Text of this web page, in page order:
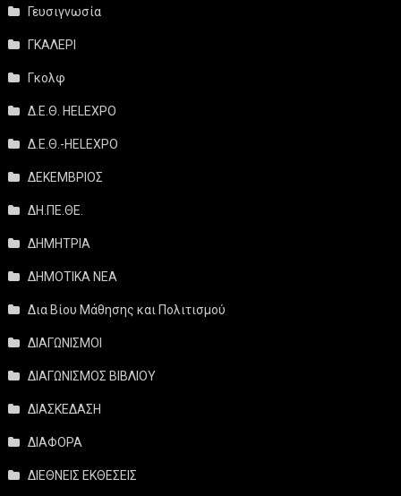
Γευσιγνωσία
ΓΚΑΛΕΡΙ
Γκολφ
Δ.Ε.Θ. HELEXPO
Δ.Ε.Θ.-HELEXPO
ΔΕΚΕΜΒΡΙΟΣ
ΔΗ.ΠΕ.ΘΕ.
ΔΗΜΗΤΡΙΑ
ΔΗΜΟΤΙΚΑ ΝΕΑ
Δια Βίου Μάθησης και Πολιτισμού
ΔΙΑΓΩΝΙΣΜΟΙ
ΔΙΑΓΩΝΙΣΜΟΣ ΒΙΒΛΙΟΥ
ΔΙΑΣΚΕΔΑΣΗ
ΔΙΑΦΟΡΑ
ΔΙΕΘΝΕΙΣ ΕΚΘΕΣΕΙΣ